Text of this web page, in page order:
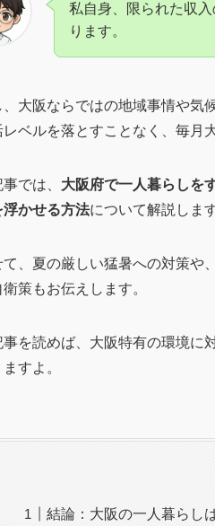
私自身、限られた収
ります。
、大阪ならではの地域事情や気
ベルを落とすことなく、毎月
では、 大阪府で一人暮らしを
浮かせる方法について解説します
て、夏の厳しい猛暑への対策や
策もお伝えします。
事を読めば、大阪特有の環境に
すよ。
結論：大阪の一人暮らし